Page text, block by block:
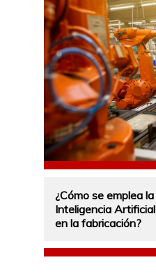
¿Cómo se emplea la
Inteligencia Artificial
en la fabricación?